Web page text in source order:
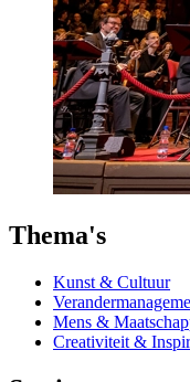
Thema's
Kunst & Cultuur
Mens &
Creativiteit &